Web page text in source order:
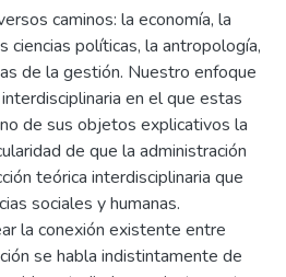
caminos: la economía, la
ciencias políticas, la antropología,
de la gestión. Nuestro enfoque
en el que estas
de sus objetos explicativos la
de que la administración
teórica interdisciplinaria que
sociales y humanas.
la conexión existente entre
se habla indistintamente de